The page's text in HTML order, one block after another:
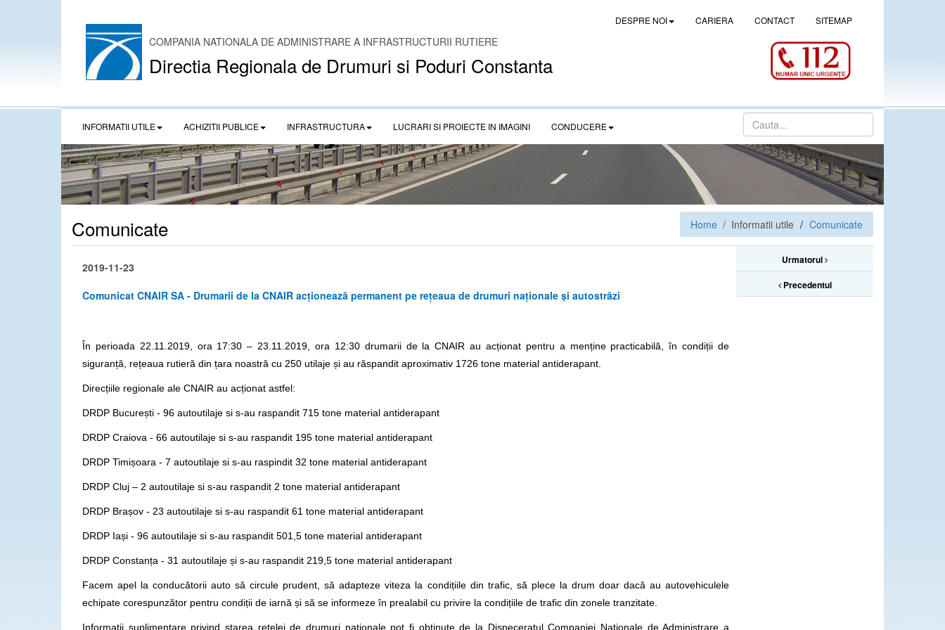
DESPRE NOI CARIERA CONTACT SITEMAP
COMPANIA NATIONALA DE ADMINISTRARE A INFRASTRUCTURII RUTIERE
Directia Regionala de Drumuri si Poduri Constanta
INFORMATII UTILE ACHIZITII PUBLICE INFRASTRUCTURA LUCRARI SI PROIECTE IN IMAGINI CONDUCERE
Comunicate Home / Informatii utile Comunicate
Urmatorul
Precedentul
2019-11-23
Comunicat CNAIR SA - Drumarii de la CNAIR acționează permanent pe rețeaua de drumuri naționale și autostrăzi
În perioada 22.11.2019, ora 17:30 – 23.11.2019, ora 12:30 drumarii de la CNAIR au acționat pentru a menține practicabilă, în condiții de
siguranță, rețeaua rutieră din țara noastră cu 250 utilaje și au răspandit aproximativ 1726 tone material antiderapant.
Direcțiile regionale ale CNAIR au acționat astfel:
DRDP București - 96 autoutilaje si s-au raspandit 715 tone material antiderapant
DRDP Craiova - 66 autoutilaje si s-au raspandit 195 tone material antiderapant
DRDP Timișoara - 7 autoutilaje si s-au raspindit 32 tone material antiderapant
DRDP Cluj – 2 autoutilaje si s-au raspandit 2 tone material antiderapant
DRDP Brașov - 23 autoutilaje si s-au raspandit 61 tone material antiderapant
DRDP Iași - 96 autoutilaje si s-au raspandit 501,5 tone material antiderapant
DRDP Constanța - 31 autoutilaje și s-au raspandit 219,5 tone material antiderapant
Facem apel la conducătorii auto să circule prudent, să adapteze viteza la condițiile din trafic, să plece la drum doar dacă au autovehiculele
echipate corespunzător pentru condiții de iarnă și să se informeze în prealabil cu privire la condițiile de trafic din zonele tranzitate.
Informaţii suplimentare privind starea reţelei de drumuri naţionale pot fi obţinute de la Dispeceratul Companiei Naţionale de Administrare a